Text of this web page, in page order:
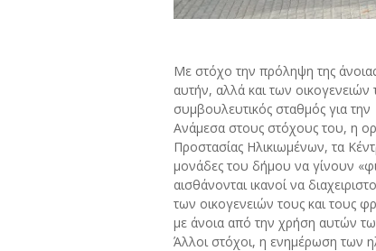
Με στόχο την πρόληψη της
αυτήν, αλλά και των
συμβουλευτικός σταθμός για την
Ανάμεσα στους στόχους του, η
Προστασίας Ηλικιωμένων, τα
μονάδες του δήμου να γίνουν
αισθάνονται ικανοί να
των οικογενειών τους και τους
με άνοια από την χρήση αυτών
Άλλοι στόχοι, η ενημέρωση των